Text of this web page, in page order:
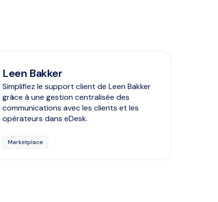
Leen Bakker
Simplifiez le support client de Leen Bakker
grâce à une gestion centralisée des
communications avec les clients et les
opérateurs dans eDesk.
Marketplace